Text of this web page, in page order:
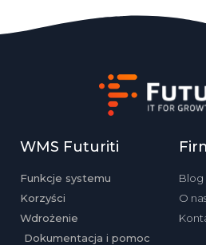
WMS Futuriti
Funkcje systemu
Korzyści
Wdrożenie
Dokumentacja i pomoc
Blog
O